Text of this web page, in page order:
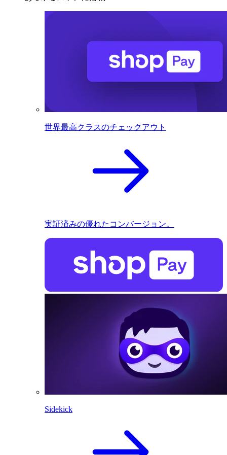
世界最高クラスのチェックアウト
実証済みの優れたコンバージョン。
Sidekick